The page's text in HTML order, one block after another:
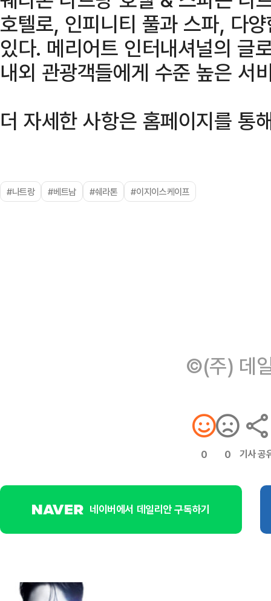
호텔로, 인피니티 풀과 스파, 다
있다. 메리어트 인터내셔널의 글
내외 관광객들에게 수준 높은 서
더 자세한 사항은 홈페이지를 통
#나트랑 #베트남 #쉐라톤 #이지이스케이프
©(주) 데
0 0 기사 공
네이버에서 데일리안 구독하기